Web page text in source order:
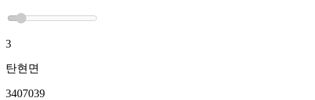
3
탄현면
3407039